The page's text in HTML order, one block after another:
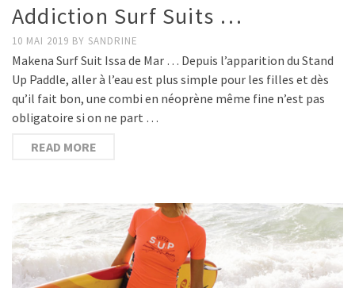
Addiction Surf Suits …
10 MAI 2019 BY SANDRINE
Makena Surf Suit Issa de Mar … Depuis l’apparition du Stand
Up Paddle, aller à l’eau est plus simple pour les filles et dès
qu’il fait bon, une combi en néoprène même fine n’est pas
obligatoire si on ne part …
READ MORE